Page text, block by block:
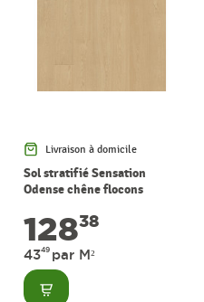
Livraison à domicile
Sol stratifié Sensation
Odense chêne flocons
12838
4349 par M²
Consulter